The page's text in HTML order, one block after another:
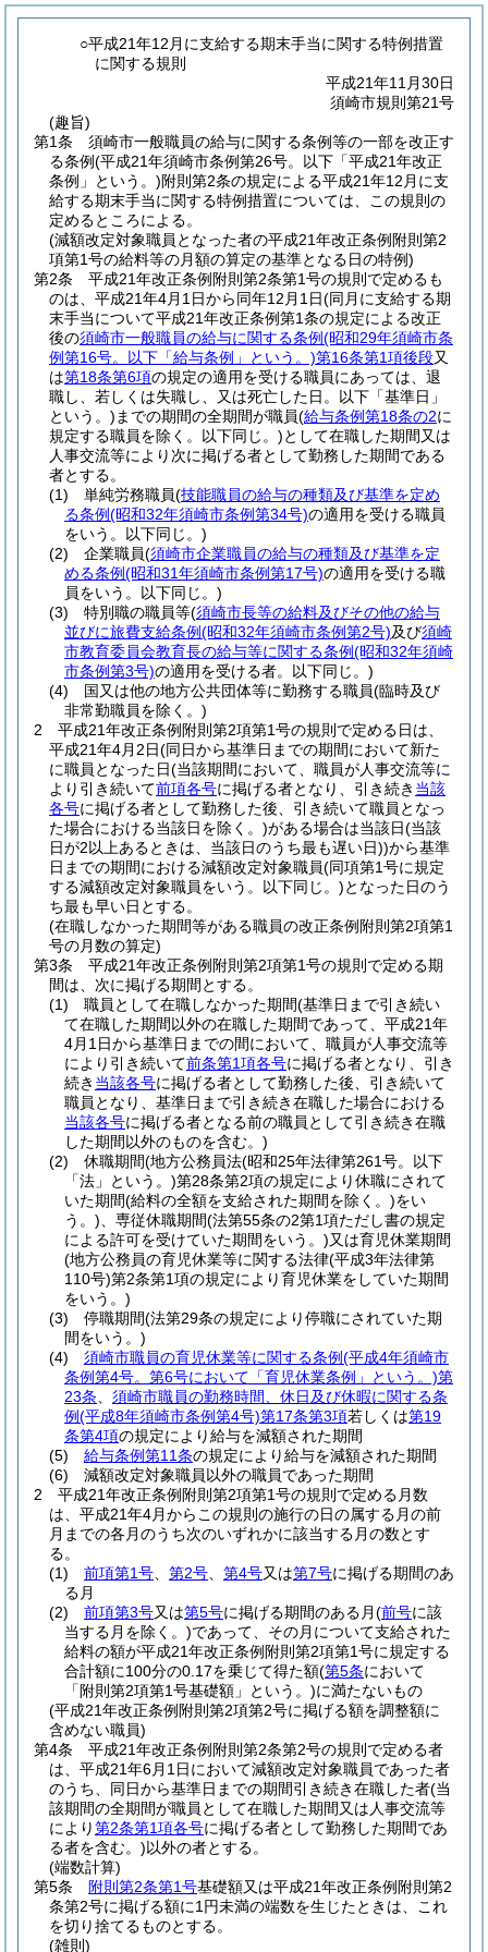
○平成21年12月に支給する期末手当に関する特例措置
に関する規則
平成21年11月30日
須崎市規則第21号
(趣旨)
第1条
須崎市一般職員の給与に関する条例等の一部を改正す
る条例(平成21年須崎市条例第26号。以下「平成21年改正
条例」という。)附則第2条の規定による平成21年12月に支
給する期末手当に関する特例措置については、この規則の
定めるところによる。
(減額改定対象職員となった者の平成21年改正条例附則第2
項第1号の給料等の月額の算定の基準となる日の特例)
第2条
平成21年改正条例附則第2条第1号の規則で定めるも
のは、平成21年4月1日から同年12月1日(同月に支給する期
末手当について平成21年改正条例第1条の規定による改正
後の須崎市一般職員の給与に関する条例(昭和29年須崎市条
例第16号。以下「給与条例」という。)第16条第1項後段又
は第18条第6項の規定の適用を受ける職員にあっては、退
職し、若しくは失職し、又は死亡した日。以下「基準日」
という。) までの期間の全期間が職員(給与条例第18条の2に
規定する職員を除く。以下同じ。)として在職した期間又は
人事交流等により次に掲げる者として勤務した期間である
者とする。
(1)
単純労務職員(技能職員の給与の種類及び基準を定め
る条例(昭和32年須崎市条例第34号)の適用を受ける職員
をいう。以下同じ。)
(2)
企業職員(須崎市企業職員の給与の種類及び基準を定
める条例(昭和31年須崎市条例第17号)の適用を受ける職
員をいう。以下同じ。)
(3)
特別職の職員等(須崎市長等の給料及びその他の給与
並びに旅費支給条例(昭和32年須崎市条例第2号)及び須崎
市教育委員会教育長の給与等に関する条例(昭和32年須崎
市条例第3号)の適用を受ける者。以下同じ。)
(4)
国又は他の地方公共団体等に勤務する職員(臨時及び
非常勤職員を除く。)
2
平成21年改正条例附則第2項第1号の規則で定める日は、
平成21年4月2日(同日から基準日までの期間において新た
に職員となった日(当該期間において、職員が人事交流等に
より引き続いて前項各号に掲げる者となり、引き続き 当該
各号に掲げる者として勤務した後、引き続いて職員となっ
た場合における当該日を除く。)がある場合は当該日(当該
日が2以上あるときは、当該日のうち最も遅い日))から基準
日までの期間における減額改定対象職員(同項第1号に規定
する減額改定対象職員をいう。以下同じ。)となった日のう
ち最も早い日とする。
(在職しなかった期間等がある職員の改正条例附則第2項第1
号の月数の算定)
第3条
平成21年改正条例附則第2項第1号の規則で定める期
間は、次に掲げる期間とする。
(1)
職員として在職しなかった期間(基準日まで引き続い
て在職した期間以外の在職した期間であって、平成21年
4月1日から基準日までの間において、職員が人事交流等
により引き続いて前条第1項各号に掲げる者となり、引き
続き 当該各号に掲げる者として勤務した後、引き続いて
職員となり、基準日まで引き続き在職した場合における
当該各号に掲げる者となる前の職員として引き続き在職
した期間以外のものを含む。)
(2)
休職期間(地方公務員法(昭和25年法律第261号。以下
「法」という。)第28条第2項の規定により休職にされて
いた期間(給料の全額を支給された期間を除く。)をい
う。) 、専従休職期間(法第55条の2第1項ただし書の規定
による許可を受けていた期間をいう。)又は育児休業期間
(地方公務員の育児休業等に関する法律(平成3年法律第
110号)第2条第1項の規定により育児休業をしていた期間
をいう。)
(3)
停職期間(法第29条の規定により停職にされていた期
間をいう。)
(4)
須崎市職員の育児休業等に関する条例(平成4年須崎市
条例第4号。第6号において「育児休業条例」という。)第
23条
須崎市職員の勤務時間、休日及び休暇に関する条
例(平成8年須崎市条例第4号)第17条第3項若しくは第19
条第4項の規定により給与を減額された期間
(5)
給与条例第11条の規定により給与を減額された期間
(6)
減額改定対象職員以外の職員であった期間
2
平成21年改正条例附則第2項第1号の規則で定める月数
は、平成21年4月からこの規則の施行の日の属する月の前
月までの各月のうち次のいずれかに該当する月の数とす
る。
(1)
前項第1号 第2号 第4号又は第7号に掲げる期間のあ
る月
(2)
前項第3号又は第5号に掲げる期間のある月(前号に該
当する月を除く。)であって、その月について支給された
給料の額が平成21年改正条例附則第2項第1号に規定する
合計額に100分の0.17を乗じて得た額(第5条において
「附則第2項第1号基礎額」という。)に満たないもの
(平成21年改正条例附則第2項第2号に掲げる額を調整額に
含めない職員)
第4条
平成21年改正条例附則第2条第2号の規則で定める者
は、平成21年6月1日において減額改定対象職員であった者
のうち、同日から基準日までの期間引き続き在職した者(当
該期間の全期間が職員として在職した期間又は人事交流等
により第2条第1項各号に掲げる者として勤務した期間であ
る者を含む。)以外の者とする。
(端数計算)
第5条
附則第2条第1号基礎額又は平成21年改正条例附則第2
条第2号に掲げる額に1円未満の端数を生じたときは、これ
を切り捨てるものとする。
(雑則)